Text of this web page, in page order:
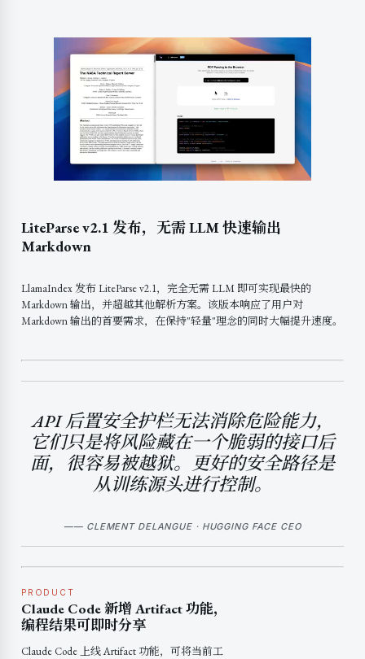
LiteParse v2.1 发布，无需 LLM 快速输出
Markdown
LlamaIndex 发布 LiteParse v2.1，完全无需 LLM 即可实现最快的
Markdown 输出，并超越其他解析方案。该版本响应了用户对
Markdown 输出的首要需求，在保持"轻量"理念的同时大幅提升速度。
API 后置安全护栏无法消除危险能力，
它们只是将风险藏在一个脆弱的接口后
面，很容易被越狱。更好的安全路径是
从训练源头进行控制。
—— CLEMENT DELANGUE · HUGGING FACE CEO
PRODUCT
Claude Code 新增 Artifact 功能，
编程结果可即时分享
Claude Code 上线 Artifact 功能，可将当前工